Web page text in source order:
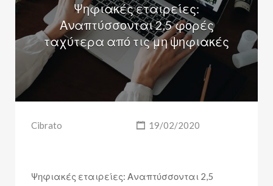
Ψηφιακές εταιρείες:
Αναπτύσσονται 2,5 φορές
ταχύτερα από τις μη ψηφιακές
Cibrato 19/02/2020
Ψηφιακές εταιρείες: Αναπτύσσονται 2,5